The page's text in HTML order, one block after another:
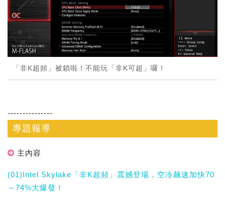
「非K超頻」被鎖啦！不能玩「非K可超」囉！
---------------
專題報導
主內容
(01)Intel Skylake「非K超頻」震撼登場，空冷飆速加快70
～74%大爆發！